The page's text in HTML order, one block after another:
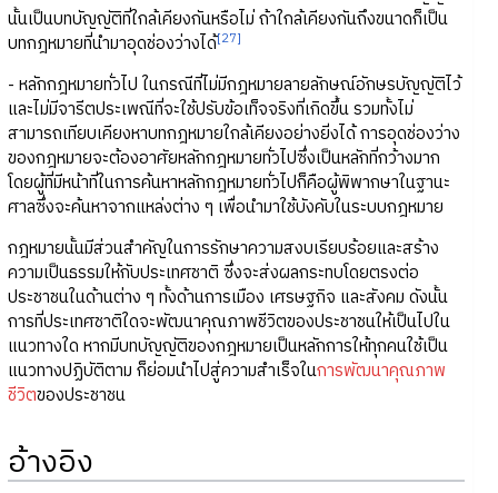
นั้นเป็นบทบัญญัติที่ใกล้เคียงกันหรือไม่ ถ้าใกล้เคียงกันถึงขนาดก็เป็น
บทกฎหมายที่นำมาอุดช่องว่างได้[27]
- หลักกฎหมายทั่วไป ในกรณีที่ไม่มีกฎหมายลายลักษณ์อักษรบัญญัติไว้
และไม่มีจารีตประเพณีที่จะใช้ปรับข้อเท็จจริงที่เกิดขึ้น รวมทั้งไม่
สามารถเทียบเคียงหาบทกฎหมายใกล้เคียงอย่างยิ่งได้ การอุดช่องว่าง
ของกฎหมายจะต้องอาศัยหลักกฎหมายทั่วไปซึ่งเป็นหลักที่กว้างมาก
โดยผู้ที่มีหน้าที่ในการค้นหาหลักกฎหมายทั่วไปก็คือผู้พิพากษาในฐานะ
ศาลซึ่งจะค้นหาจากแหล่งต่าง ๆ เพื่อนำมาใช้บังคับในระบบกฎหมาย
กฎหมายนั้นมีส่วนสำคัญในการรักษาความสงบเรียบร้อยและสร้าง
ความเป็นธรรมให้กับประเทศชาติ ซึ่งจะส่งผลกระทบโดยตรงต่อ
ประชาชนในด้านต่าง ๆ ทั้งด้านการเมือง เศรษฐกิจ และสังคม ดังนั้น
การที่ประเทศชาติใดจะพัฒนาคุณภาพชีวิตของประชาชนให้เป็นไปใน
แนวทางใด หากมีบทบัญญัติของกฎหมายเป็นหลักการให้ทุกคนใช้เป็น
แนวทางปฏิบัติตาม ก็ย่อมนำไปสู่ความสำเร็จในการพัฒนาคุณภาพ
ชีวิตของประชาชน
อ้างอิง